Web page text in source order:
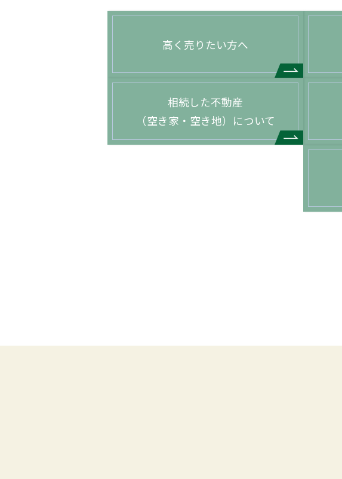
高く売りたい方へ
相続した不動産
（空き家・空き地）について